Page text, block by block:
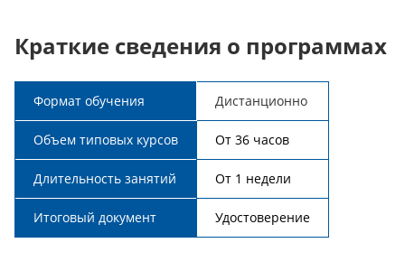
Краткие сведения о программах
Формат обучения Дистанционно
Объем типовых курсов От 36 часов
Длительность занятий От 1 недели
Итоговый документ Удостоверение